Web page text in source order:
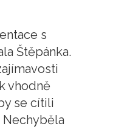
s
Štěpánka.
vhodně
se cítili
Nechyběla